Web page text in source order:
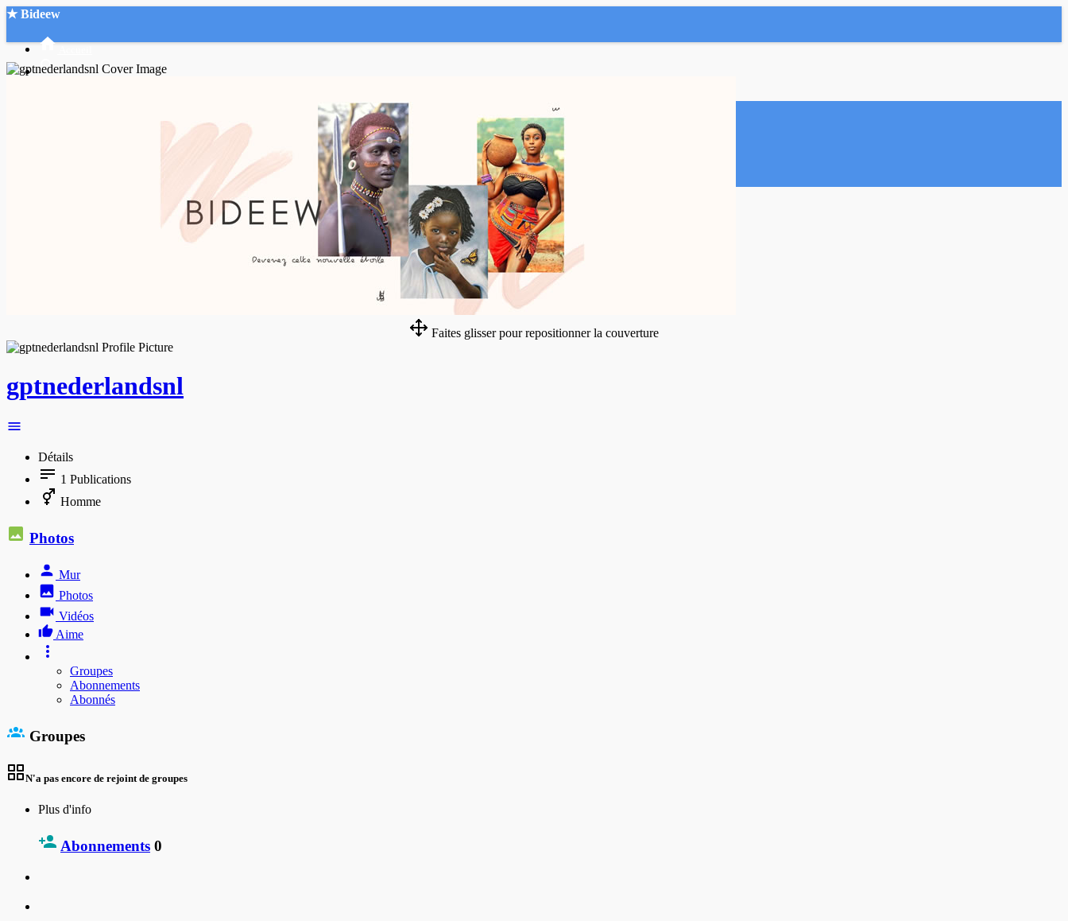
★ Bideew
Faites glisser pour repositionner la couverture
gptnederlandsnl
Détails
1 Publications
Homme
Photos
Mur
Photos
Vidéos
Aime
Groupes
Abonnements
Abonnés
Groupes
N'a pas encore de rejoint de groupes
Plus d'info
Abonnements 0